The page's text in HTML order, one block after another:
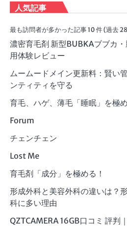
人気記事
最も訪問者が多かった記事 10 件 (過去
濃密育毛剤 新型BUBKAブブカ
用体験レビュー
ムームードメイン更新料：賢い
ンティティを守る
育毛、ハゲ、薄毛「睡眠」を極め
Forum
チェンチェン
Lost Me
育毛剤「成分」を極める！
形成外科と美容外科の違いは？
科に多い理由
QZTCAMERA 16GB口コミ 評判